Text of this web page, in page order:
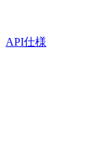
API仕様